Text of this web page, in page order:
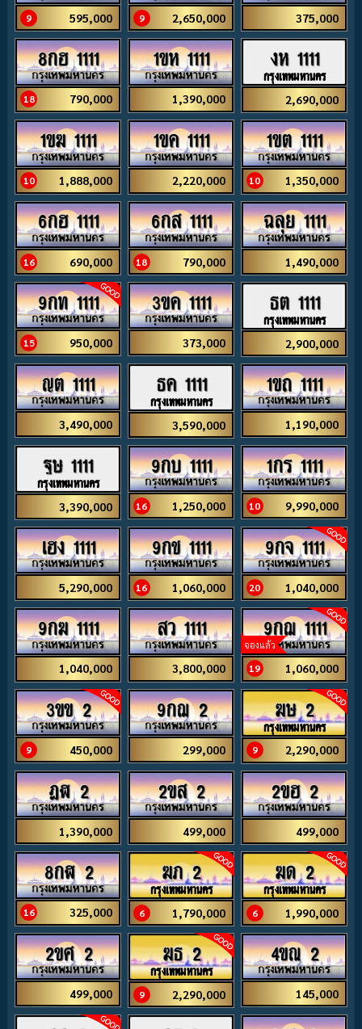
9 595,000 9 2,650,000 375,000
8กฮ 1111
18 790,000
1ขห 1111
1,390,000
งห 1111
กรุงเทพมหานคร
2,690,000
1ขฆ 1111
10 1,888,000
1ขค 1111
2,220,000
1ขต 1111
10 1,350,000
6กฮ 1111
16 690,000
6กส 1111
18 790,000
ฉลุย 1111
1,490,000
9กท 1111
15 950,000
3ขค 1111
373,000
ธต 1111
กรุงเทพมหานคร
2,900,000
ญต 1111
3,490,000
ธค 1111
กรุงเทพมหานคร
3,590,000
1ขถ 1111
1,190,000
ฐษ 1111
กรุงเทพมหานคร
3,390,000
9กบ 1111
16 1,250,000
1กร 1111
10 9,990,000
เฮง 1111
5,290,000
9กช 1111
16 1,060,000
9กจ 1111
20 1,040,000
9กฆ 1111
1,040,000
สว 1111
3,800,000
9กฌ 1111
จองแล้ว
19
1,060,000
3ขข 2
9 450,000
9กฌ 2
299,000
ฆษ 2
กรุงเทพมหานคร
9 2,290,000
ฎฬ 2
1,390,000
2ขส 2
499,000
2ขฮ 2
499,000
8กฬ 2
16 325,000
ฆภ 2
กรุงเทพมหานคร
6 1,790,000
ฆด 2
กรุงเทพมหานคร
6 1,990,000
2ขศ 2
499,000
ฆธ 2
กรุงเทพมหานคร
9 2,290,000
4ขณ 2
145,000